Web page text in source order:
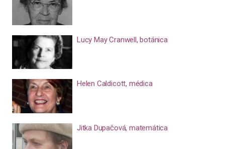
Lucy May Cranwell, botánica
Helen Caldicott, médica
Jitka Dupačová, matemática